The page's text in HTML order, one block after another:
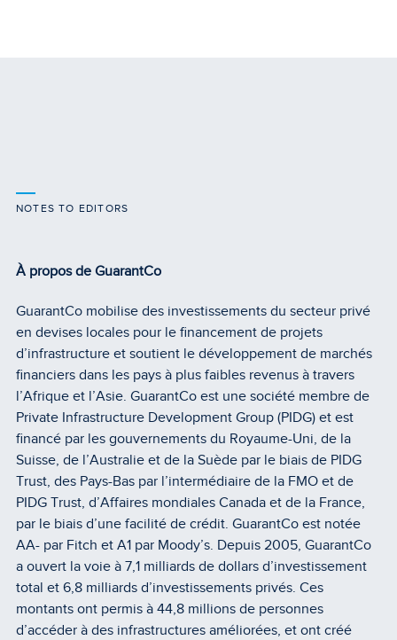
NOTES TO EDITORS
À propos de GuarantCo
GuarantCo mobilise des investissements du secteur privé
en devises locales pour le financement de projets
d’infrastructure et soutient le développement de marchés
financiers dans les pays à plus faibles revenus à travers
l’Afrique et l’Asie. GuarantCo est une société membre de
Private Infrastructure Development Group (PIDG) et est
financé par les gouvernements du Royaume-Uni, de la
Suisse, de l’Australie et de la Suède par le biais de PIDG
Trust, des Pays-Bas par l’intermédiaire de la FMO et de
PIDG Trust, d’Affaires mondiales Canada et de la France,
par le biais d’une facilité de crédit. GuarantCo est notée
AA- par Fitch et A1 par Moody’s. Depuis 2005, GuarantCo
a ouvert la voie à 7,1 milliards de dollars d’investissement
total et 6,8 milliards d’investissements privés. Ces
montants ont permis à 44,8 millions de personnes
d’accéder à des infrastructures améliorées, et ont créé